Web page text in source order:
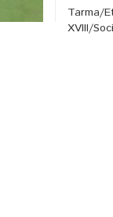
Tarma/
XVIII/